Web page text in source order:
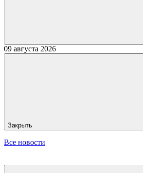
09 августа 2026
Закрыть
Все новости